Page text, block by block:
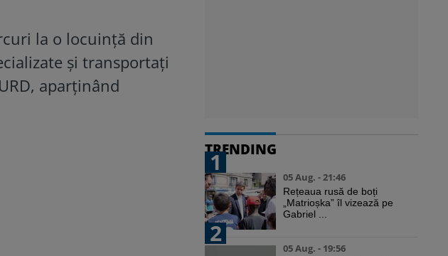
la o locuință din
și transportați
aparținând
TRENDING
1
05 Aug. - 21:46
Rețeaua rusă de boți
„Matrioșka” îl vizează pe
Gabriel ...
2
05 Aug. - 19:56